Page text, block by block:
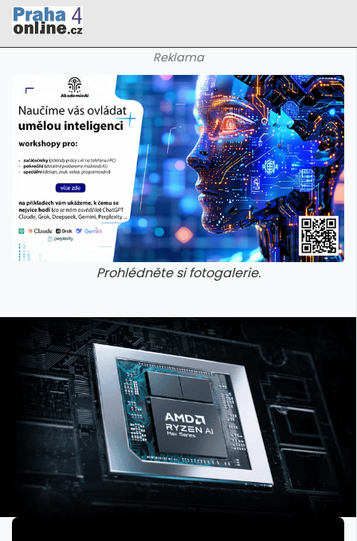
Reklama
Prohlédněte si fotogalerie.